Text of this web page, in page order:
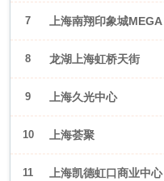
7 上海南翔印象城MEGA
8 龙湖上海虹桥天街
9 上海久光中心
10 上海荟聚
11 上海凯德虹口商业中心